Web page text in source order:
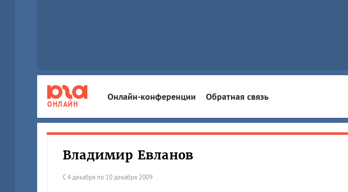
ОНЛАЙН
Онлайн-конференции Обратная связь
Владимир Евланов
С 4 декабря по 10 декабря 2009